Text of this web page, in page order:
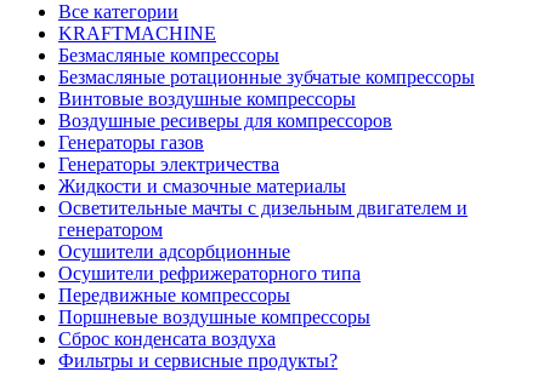
Все категории
KRAFTMACHINE
Безмасляные компрессоры
Безмасляные ротационные зубчатые компрессоры
Винтовые воздушные компрессоры
Воздушные ресиверы для компрессоров
Генераторы газов
Генераторы электричества
Жидкости и смазочные материалы
Осветительные мачты с дизельным двигателем и
генератором
Осушители адсорбционные
Осушители рефрижераторного типа
Передвижные компрессоры
Поршневые воздушные компрессоры
Сброс конденсата воздуха
Фильтры и сервисные продукты?